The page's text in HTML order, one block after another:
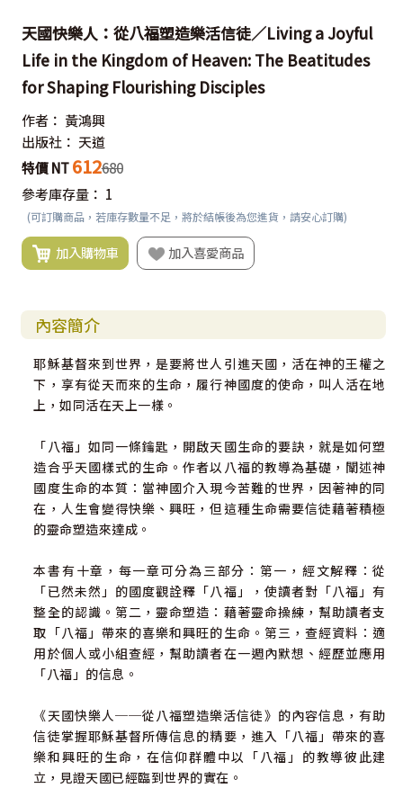
天國快樂人：從八福塑造樂活信徒／Living a Joyful
Life in the Kingdom of Heaven: The Beatitudes
for Shaping Flourishing Disciples
作者： 黃鴻興
出版社： 天道
特價 NT 612680
參考庫存量： 1
(可訂購商品，若庫存數量不足，將於結帳後為您進貨，請安心訂購)
加入購物車 加入喜愛商品
內容簡介
耶穌基督來到世界，是要將世人引進天國，活在神的王權之
下，享有從天而來的生命，履行神國度的使命，叫人活在地
上，如同活在天上一樣。
「八福」如同一條鑰匙，開啟天國生命的要訣，就是如何塑
造合乎天國樣式的生命。作者以八福的教導為基礎，闡述神
國度生命的本質：當神國介入現今苦難的世界，因著神的同
在，人生會變得快樂、興旺，但這種生命需要信徒藉著積極
的靈命塑造來達成。
本書有十章，每一章可分為三部分：第一，經文解釋：從
「已然未然」的國度觀詮釋「八福」，使讀者對「八福」有
整全的認識。第二，靈命塑造：藉著靈命操練，幫助讀者支
取「八福」帶來的喜樂和興旺的生命。第三，查經資料：適
用於個人或小組查經，幫助讀者在一週內默想、經歷並應用
「八福」的信息。
《天國快樂人──從八福塑造樂活信徒》的內容信息，有助
信徒掌握耶穌基督所傳信息的精要，進入「八福」帶來的喜
樂和興旺的生命，在信仰群體中以「八福」的教導彼此建
立，見證天國已經臨到世界的實在。